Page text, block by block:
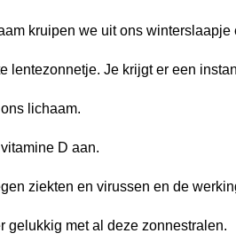
kruipen we uit ons
lentezonnetje. Je krijgt er een
lichaam.
D aan.
ziekten en virussen en de
gelukkig met al deze zonnestralen.